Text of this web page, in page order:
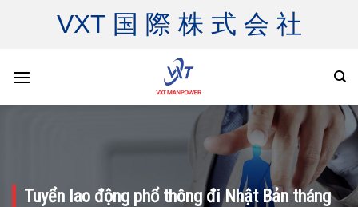
VXT 国 際 株 式 会 社
Tuyển lao động phổ thông đi Nhật Bản tháng